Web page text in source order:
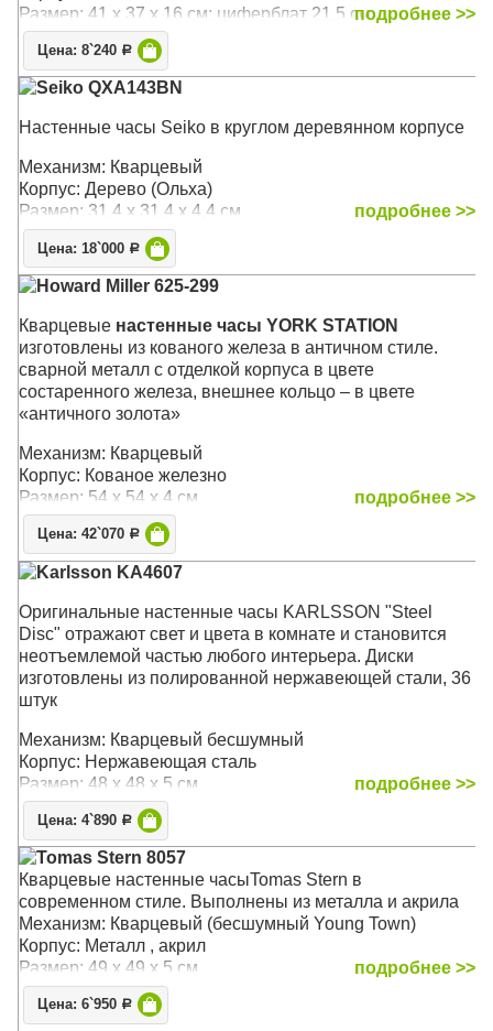
Размер: 41 x 37 x 16 см; циферблат 21,5 см.подробнее >>
Цена: 8`240 Р
Seiko QXA143BN
Настенные часы Seiko в круглом деревянном корпусе
Механизм: Кварцевый
Корпус: Дерево (Ольха)
Размер: 31,4 х 31,4 х 4,4 см
подробнее >>
Цена: 18`000 Р
Howard Miller 625-299
Кварцевые настенные часы YORK STATION
изготовлены из кованого железа в античном стиле.
сварной металл с отделкой корпуса в цвете
состаренного железа, внешнее кольцо – в цвете
«античного золота»
Механизм: Кварцевый
Корпус: Кованое железно
Размер: 54 x 54 х 4 см
подробнее >>
Цена: 42`070 Р
Karlsson KA4607
Оригинальные настенные часы KARLSSON "Steel
Disc" отражают свет и цвета в комнате и становится
неотъемлемой частью любого интерьера. Диски
изготовлены из полированной нержавеющей стали, 36
штук
Механизм: Кварцевый бесшумный
Корпус: Нержавеющая сталь
Размер: 48 х 48 х 5 см
подробнее >>
Цена: 4`890 Р
Tomas Stern 8057
Кварцевые настенные часыTomas Stern в
современном стиле. Выполнены из металла и акрила
Механизм: Кварцевый (бесшумный Young Town)
Корпус: Металл , акрил
Размер: 49 x 49 x 5 см
подробнее >>
Цена: 6`950 Р